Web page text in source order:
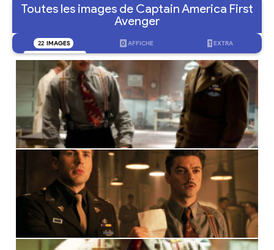
Toutes les images de Captain America First
Avenger
22 IMAGES 0 AFFICHE 1 EXTRA